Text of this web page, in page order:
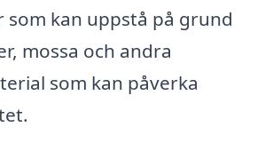
som kan uppstå på grund
mossa och andra
som kan påverka